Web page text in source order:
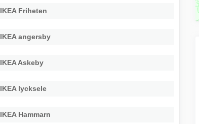
IKEA Friheten
IKEA angersby
IKEA Askeby
IKEA lycksele
IKEA Hammarn